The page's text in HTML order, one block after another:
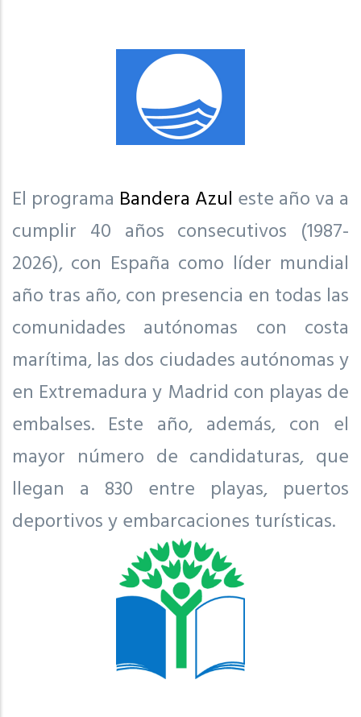
El programa Bandera Azul este año va a
cumplir 40 años consecutivos (1987-
2026), con España como líder mundial
año tras año, con presencia en todas las
comunidades autónomas con costa
marítima, las dos ciudades autónomas y
en Extremadura y Madrid con playas de
embalses. Este año, además, con el
mayor número de candidaturas, que
llegan a 830 entre playas, puertos
deportivos y embarcaciones turísticas.